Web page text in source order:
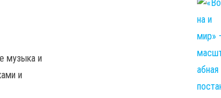
музыка и
и